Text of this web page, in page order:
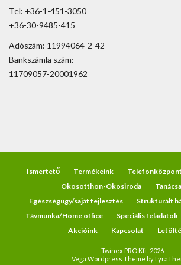
Tel: +36-1-451-3050
+36-30-9485-415
Adószám: 11994064-2-42
Bankszámla szám:
11709057-20001962
Ismertető Termékeink
Okosotthon-Okosiroda
Egészségügy/saját fejlesztés
Strukturált
Távmunka/Home office
Speciális feladatok
Akcióink
Kapcsolat
Twinex PRO Kft. 2026
Vega Wordpress Theme by